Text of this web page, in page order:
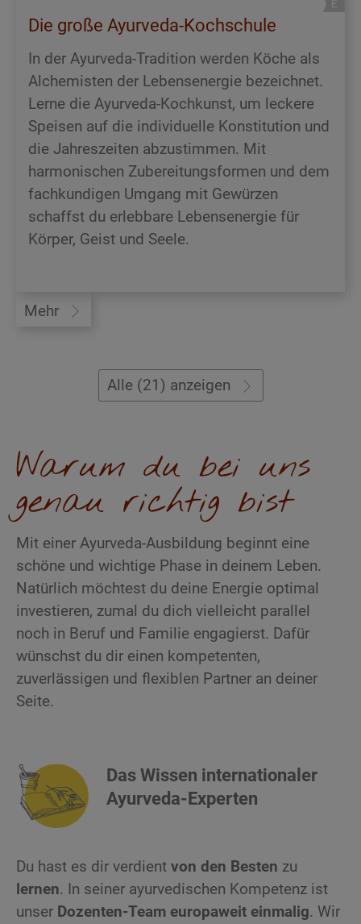
Die große Ayurveda-Kochschule
In der Ayurveda-Tradition werden Köche als
Alchemisten der Lebensenergie bezeichnet.
Lerne die Ayurveda-Kochkunst, um leckere
Speisen auf die individuelle Konstitution und
die Jahreszeiten abzustimmen. Mit
harmonischen Zubereitungsformen und dem
fachkundigen Umgang mit Gewürzen
schaffst du erlebbare Lebensenergie für
Körper, Geist und Seele.
Mehr
Alle (21) anzeigen
Warum du bei uns
genau richtig bist
Mit einer Ayurveda-Ausbildung beginnt eine
schöne und wichtige Phase in deinem Leben.
Natürlich möchtest du deine Energie optimal
investieren, zumal du dich vielleicht parallel
noch in Beruf und Familie engagierst. Dafür
wünschst du dir einen kompetenten,
zuverlässigen und flexiblen Partner an deiner
Seite.
Das Wissen internationaler
Ayurveda-Experten
Du hast es dir verdient von den Besten zu
lernen. In seiner ayurvedischen Kompetenz ist
unser Dozenten-Team europaweit einmalig. Wir